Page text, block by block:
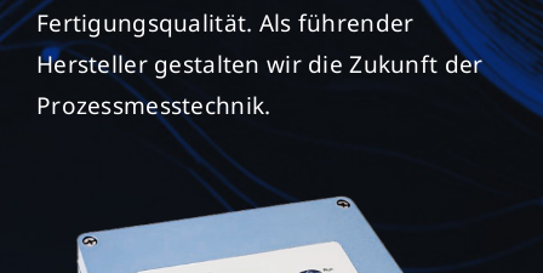
Fertigungsqualität. Als führender
Hersteller gestalten wir die Zukunft der
Prozessmesstechnik.